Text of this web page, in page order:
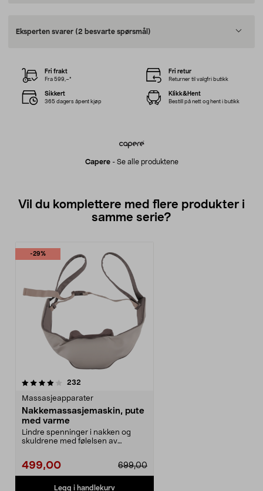
Eksperten svarer (2 besvarte spørsmål)
Capere- Se alle produktene
Fri frakt
Fra 599,–*
Fri retur
Returner til valgfri butikk
Sikkert
365 dagers åpent kjøp
Klikk&Hent
Bestill på nett og hent i butikk
Vil du komplettere med flere produkter i
samme serie?
-29%
232
Massasjeapparater
Nakkemassasjemaskin, pute
med varme
Lindre spenninger i nakken og
skuldrene med følelsen av
699,00
499,00
Legg i handlekurv